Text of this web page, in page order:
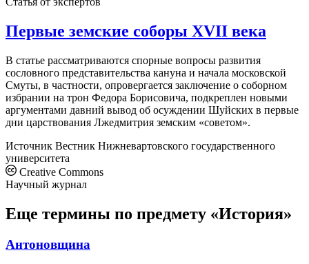
Первые земские соборы XVII века
В статье рассматриваются спорные вопросы развития
сословного представительства кануна и начала московской
Смуты, в частности, опровергается заключение о соборном
избрании на трон Федора Борисовича, подкреплен новыми
аргументами давний вывод об осуждении Шуйских в первые
дни царствования Лжедмитрия земским «советом».
Источник Вестник Нижневартовского государственного
университета
Creative Commons
Научный журнал
Еще термины по предмету «История»
Антоновщина